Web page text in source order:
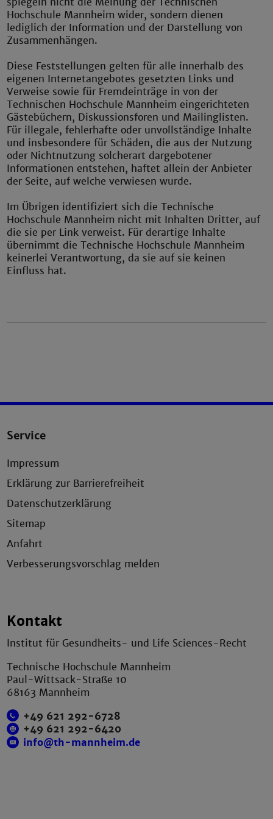
Hochschule Mannheim wider, sondern dienen
lediglich der Information und der Darstellung von
Zusammenhängen.
Diese Feststellungen gelten für alle innerhalb des
eigenen Internetangebotes gesetzten Links und
Verweise sowie für Fremdeinträge in von der
Technischen Hochschule Mannheim eingerichteten
Gästebüchern, Diskussionsforen und Mailinglisten.
Für illegale, fehlerhafte oder unvollständige Inhalte
und insbesondere für Schäden, die aus der Nutzung
oder Nichtnutzung solcherart dargebotener
Informationen entstehen, haftet allein der Anbieter
der Seite, auf welche verwiesen wurde.
Im Übrigen identifiziert sich die Technische
Hochschule Mannheim nicht mit Inhalten Dritter, auf
die sie per Link verweist. Für derartige Inhalte
übernimmt die Technische Hochschule Mannheim
keinerlei Verantwortung, da sie auf sie keinen
Einfluss hat.
Service
Impressum
Erklärung zur Barrierefreiheit
Datenschutzerklärung
Sitemap
Anfahrt
Verbesserungsvorschlag melden
Kontakt
Institut für Gesundheits- und Life Sciences-Recht
Technische Hochschule Mannheim
Paul-Wittsack-Straße 10
68163 Mannheim
+49 621 292-6728
+49 621 292-6420
info@th-mannheim.de